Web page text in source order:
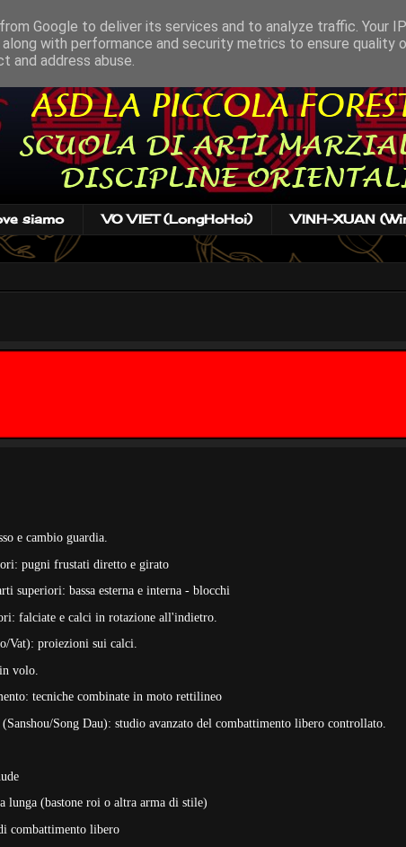
siamo VO VIET (LongHoHoi) VINH-XUAN
e cambio guardia.
pugni frustati diretto e girato
superiori: bassa esterna e interna - blocchi
falciate e calci in rotazione all'indietro.
Vat): proiezioni sui calci.
volo.
tecniche combinate in moto rettilineo
Song Dau): studio avanzato del combattimento libero controllato.
lunga (bastone roi o altra arma di stile)
combattimento libero
Google to deliver its services and to analyze traffic. Your
with performance and security metrics to ensure quality
and address abuse.